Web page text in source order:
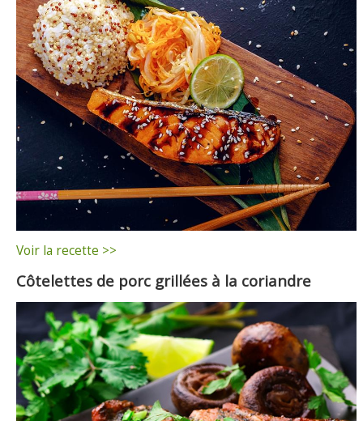
Voir la recette >>
Côtelettes de porc grillées à la coriandre